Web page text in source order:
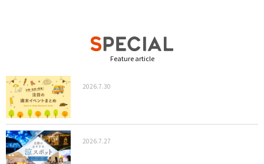
Feature article
2026.7.30
2026.7.27